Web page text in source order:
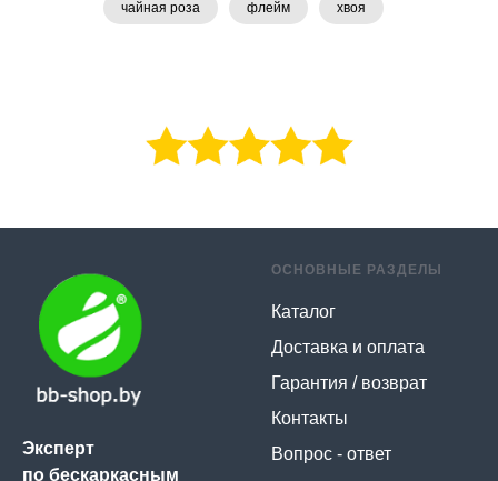
чайная роза флейм хвоя
Эксперт
по бескаркасным
ОСНОВНЫЕ РАЗДЕЛЫ
Каталог
Доставка и оплата
Гарантия / возврат
Контакты
Вопрос - ответ